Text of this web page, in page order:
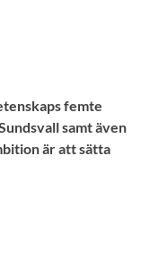
femte
samt även
är att sätta